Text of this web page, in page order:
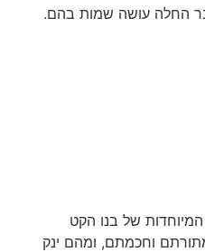
החלה עושה שמות בהם.
של בנו הקט
וחכמתם, ומהם ינק